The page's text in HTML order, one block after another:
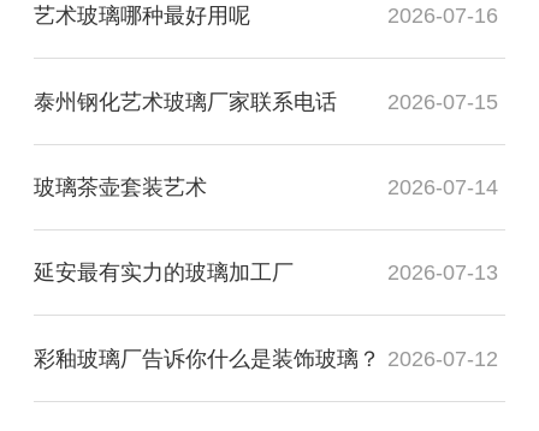
艺术玻璃哪种最好用呢 2026-07-16
泰州钢化艺术玻璃厂家联系电话 2026-07-15
玻璃茶壶套装艺术 2026-07-14
延安最有实力的玻璃加工厂 2026-07-13
彩釉玻璃厂告诉你什么是装饰玻璃？ 2026-07-12